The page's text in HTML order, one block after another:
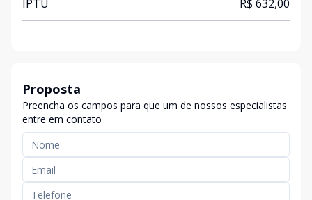
IPTU R$ 632,00
Proposta
Preencha os campos para que um de nossos especialistas
entre em contato